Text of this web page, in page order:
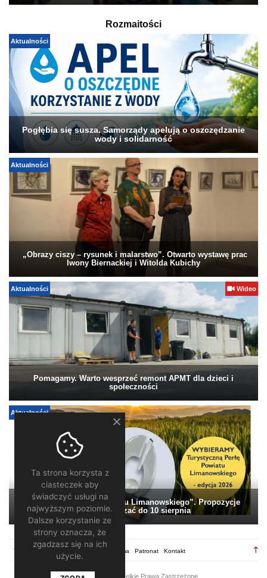
Rozmaitości
Aktualności
Pogłębia się susza. Samorządy apelują o oszczędzanie
wody i solidarność
Aktualności
„Obrazy ciszy – rysunek i malarstwo”. Otwarto wystawę prac
Iwony Biernackiej i Witolda Kubichy
Aktualności Wideo
Pomagamy. Warto wesprzeć remont APMT dla dzieci i
społeczności
Aktualności
„Turystyczna Perła Powiatu Limanowskiego”. Propozycje
można zgłaszać do 10 sierpnia
TV28.pl Regulamin Redakcja Reklama Patronat Kontakt
2026 © / Wszelkie Prawa Zastrzeżone
Ta strona korzysta z
ciasteczek aby
świadczyć usługi na
najwyższym poziomie.
Dalsze korzystanie ze
strony oznacza, że
zgadzasz się na ich
użycie.